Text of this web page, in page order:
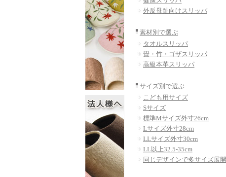
外反母趾向けスリッパ
素材別で選ぶ
タオルスリッパ
畳・竹・ゴザスリッパ
高級本革スリッパ
サイズ別で選ぶ
こども用サイズ
Sサイズ
標準Mサイズ外寸26cm
Lサイズ外寸28cm
LLサイズ外寸30cm
LL以上32.5-35cm
同じデザインで多サイズ展開